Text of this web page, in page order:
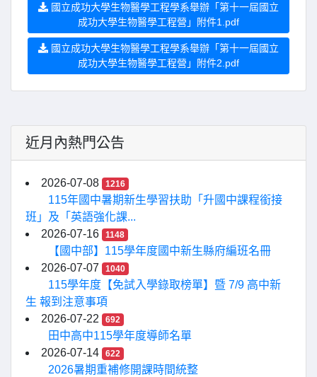
國立成功大學生物醫學工程學系舉辦「第十一屆國立
成功大學生物醫學工程營」附件1.pdf
國立成功大學生物醫學工程學系舉辦「第十一屆國立
成功大學生物醫學工程營」附件2.pdf
近月內熱門公告
2026-07-08 1216
115年國中暑期新生學習扶助「升國中課程銜接
班」及「英語強化課...
2026-07-16
1148
【國中部】115學年度國中新生縣府編班名冊
2026-07-07
1040
115學年度【免試入學錄取榜單】暨 7/9 高中新
生 報到注意事項
2026-07-22
692
田中高中115學年度導師名單
2026-07-14
622
2026暑期重補修開課時間統整